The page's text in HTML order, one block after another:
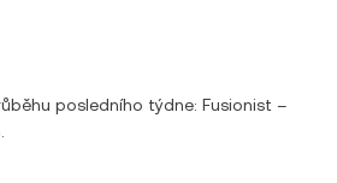
posledního týdne: Fusionist –